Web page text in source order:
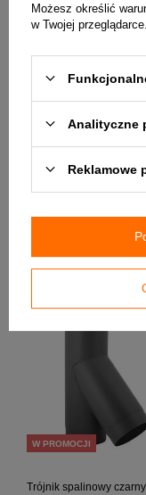
+ Dodaj do porównania
W PROMOCJI
TR120/45-CZ2
218,57 zł / szt.
+ Dodaj do porównania
W PROMOCJI
Trójnik spalinowy
Możesz określić
w Twojej przeglądarce.
Analityczne
Reklamowe